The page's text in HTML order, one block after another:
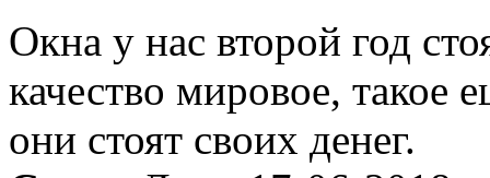
Окна у нас второй год
качество мировое, такое
они стоят своих денег.